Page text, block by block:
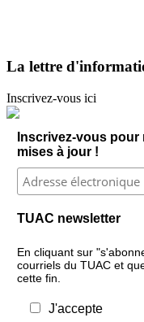
La lettre
Inscrivez-vous ici
Inscrivez-vous
mises à jour !
TUAC newsletter
En cliquant sur
courriels du TUAC et
cette fin.
J'accepte